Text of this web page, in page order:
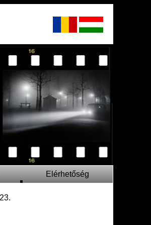
Elérhetőség